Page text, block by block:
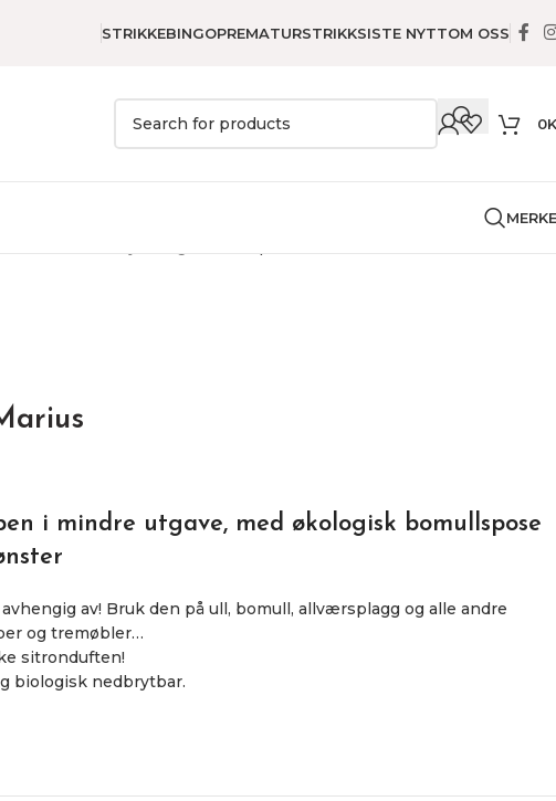
STRIKKEBINGOPREMATURSTRIKKSISTE NYTTOM OSS
0
i mindre utgave, med økologisk bomullspose
av! Bruk den på ull, bomull, allværsplagg og alle andre
og tremøbler…
sitronduften!
biologisk nedbrytbar.